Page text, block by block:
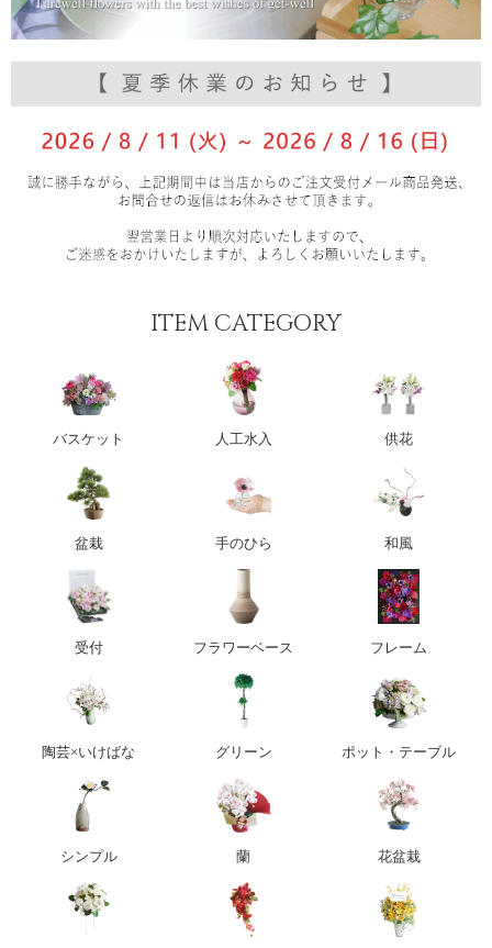
ITEM CATEGORY
バスケット 人工水入 供花
盆栽 手のひら 和風
受付 フラワーベース フレーム
陶芸×いけばな グリーン ポット・テーブル
シンプル 蘭 花盆栽